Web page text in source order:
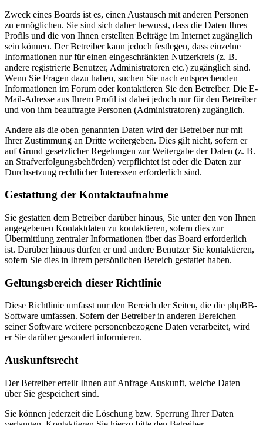
Zweck eines Boards ist es, einen Austausch mit anderen Personen
zu ermöglichen. Sie sind sich daher bewusst, dass die Daten Ihres
Profils und die von Ihnen erstellten Beiträge im Internet zugänglich
sein können. Der Betreiber kann jedoch festlegen, dass einzelne
Informationen nur für einen eingeschränkten Nutzerkreis (z. B.
andere registrierte Benutzer, Administratoren etc.) zugänglich sind.
Wenn Sie Fragen dazu haben, suchen Sie nach entsprechenden
Informationen im Forum oder kontaktieren Sie den Betreiber. Die E-
Mail-Adresse aus Ihrem Profil ist dabei jedoch nur für den Betreiber
und von ihm beauftragte Personen (Administratoren) zugänglich.
Andere als die oben genannten Daten wird der Betreiber nur mit
Ihrer Zustimmung an Dritte weitergeben. Dies gilt nicht, sofern er
auf Grund gesetzlicher Regelungen zur Weitergabe der Daten (z. B.
an Strafverfolgungsbehörden) verpflichtet ist oder die Daten zur
Durchsetzung rechtlicher Interessen erforderlich sind.
Gestattung der Kontaktaufnahme
Sie gestatten dem Betreiber darüber hinaus, Sie unter den von Ihnen
angegebenen Kontaktdaten zu kontaktieren, sofern dies zur
Übermittlung zentraler Informationen über das Board erforderlich
ist. Darüber hinaus dürfen er und andere Benutzer Sie kontaktieren,
sofern Sie dies in Ihrem persönlichen Bereich gestattet haben.
Geltungsbereich dieser Richtlinie
Diese Richtlinie umfasst nur den Bereich der Seiten, die die phpBB-
Software umfassen. Sofern der Betreiber in anderen Bereichen
seiner Software weitere personenbezogene Daten verarbeitet, wird
er Sie darüber gesondert informieren.
Auskunftsrecht
Der Betreiber erteilt Ihnen auf Anfrage Auskunft, welche Daten
über Sie gespeichert sind.
Sie können jederzeit die Löschung bzw. Sperrung Ihrer Daten